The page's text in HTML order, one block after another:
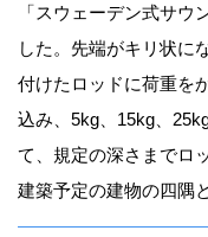
「スウェーデン式サウ
した。先端がキリ状に
付けたロッドに荷重を
込み、5kg、15kg、
て、規定の深さまでロ
建築予定の建物の四隅